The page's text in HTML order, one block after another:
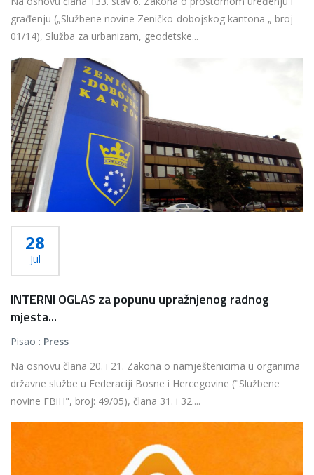
građenju („Službene novine Zeničko-dobojskog kantona „ broj
01/14), Služba za urbanizam, geodetske...
Više...
28
Jul
INTERNI OGLAS za popunu upražnjenog radnog
mjesta...
Pisao : Press
Na osnovu člana 20. i 21. Zakona o namještenicima u organima
državne službe u Federaciji Bosne i Hercegovine ("Službene
novine FBiH", broj: 49/05), člana 31. i 32....
Više...